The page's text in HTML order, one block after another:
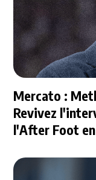
Mercato :
Revivez
l'After Foot